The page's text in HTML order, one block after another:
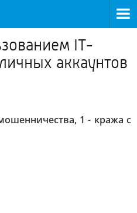
IT-
аккаунтов
1 - кража с